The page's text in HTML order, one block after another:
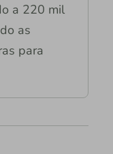
a 220 mil
as
para